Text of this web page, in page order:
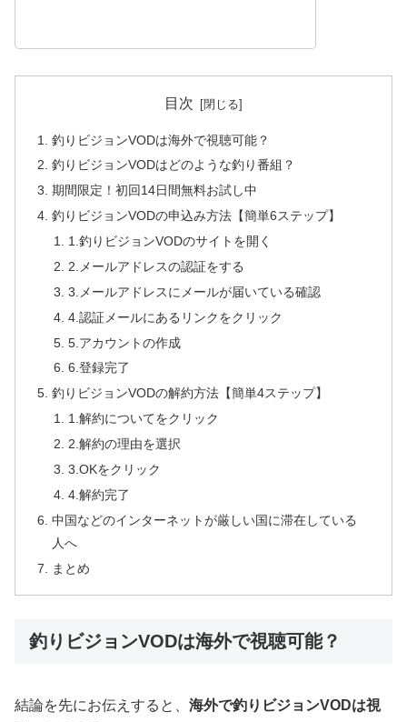
目次
釣りビジョンVODは海外で視聴可能？
釣りビジョンVODはどのような釣り番組？
期間限定！初回14日間無料お試し中
釣りビジョンVODの申込み方法【簡単6ステップ】
1.釣りビジョンVODのサイトを開く
2.メールアドレスの認証をする
3.メールアドレスにメールが届いている確認
4.認証メールにあるリンクをクリック
5.アカウントの作成
6.登録完了
釣りビジョンVODの解約方法【簡単4ステップ】
1.解約についてをクリック
2.解約の理由を選択
3.OKをクリック
4.解約完了
中国などのインターネットが厳しい国に滞在している
人へ
まとめ
釣りビジョンVODは海外で視聴可能？
結論を先にお伝えすると、 海外で釣りビジョンVODは視